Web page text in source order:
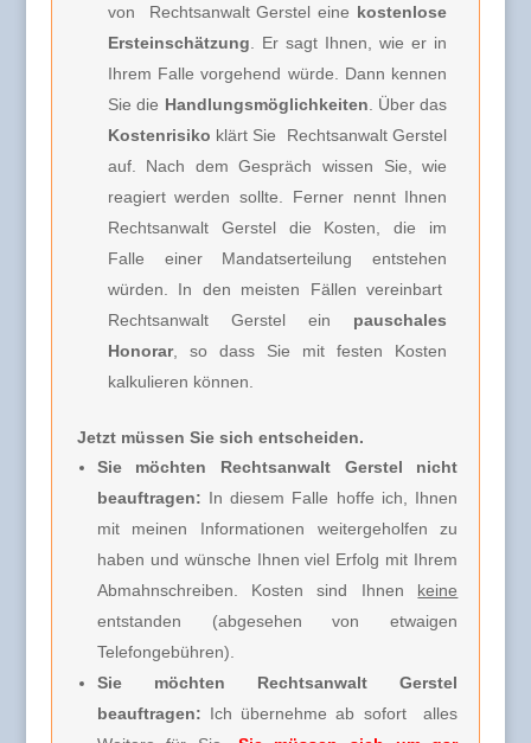
von
Rechtsanwalt Gerstel eine kostenlose
Ersteinschätzung . Er sagt Ihnen, wie er in
Ihrem Falle vorgehend würde. Dann kennen
Sie die Handlungsmöglichkeiten . Über das
Kostenrisiko klärt Sie
Rechtsanwalt Gerstel
auf. Nach dem Gespräch wissen Sie, wie
reagiert werden sollte. Ferner nennt Ihnen
Rechtsanwalt Gerstel die Kosten, die im
Falle einer Mandatserteilung entstehen
würden. In den meisten Fällen vereinbart
Rechtsanwalt Gerstelein pauschales
Honorar, so dass Sie mit festen Kosten
kalkulieren können.
Jetzt müssen Sie sich entscheiden.
Sie möchten Rechtsanwalt Gerstel nicht
beauftragen: In diesem Falle hoffe ich, Ihnen
mit meinen Informationen weitergeholfen zu
haben und wünsche Ihnen viel Erfolg mit Ihrem
Abmahnschreiben. Kosten sind Ihnen keine
entstanden (abgesehen von etwaigen
Telefongebühren).
Sie möchten Rechtsanwalt Gerstel
beauftragen: Ich übernehme ab sofort alles